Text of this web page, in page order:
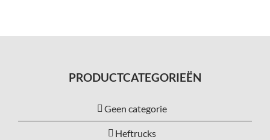
PRODUCTCATEGORIEËN
Geen categorie
Heftrucks